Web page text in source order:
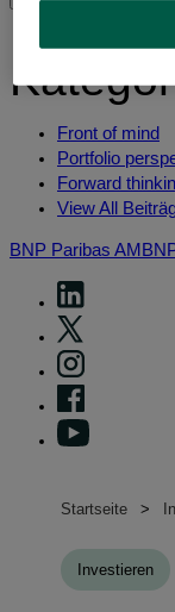
Front of mind
Portfolio
Forward
View All
BNP Paribas AM
Startseite
Investieren